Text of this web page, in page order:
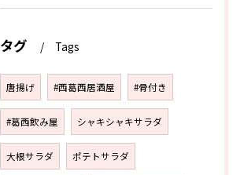
タグ Tags
唐揚げ #西葛西居酒屋 #骨付き
#葛西飲み屋 シャキシャキサラダ
大根サラダ ポテトサラダ